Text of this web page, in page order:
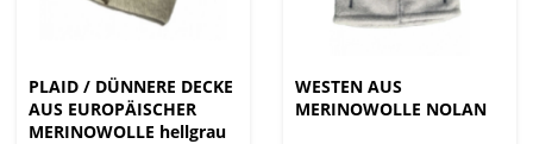
PLAID / DÜNNERE DECKE
AUS EUROPÄISCHER
MERINOWOLLE hellgrau
WESTEN AUS
MERINOWOLLE NOLAN